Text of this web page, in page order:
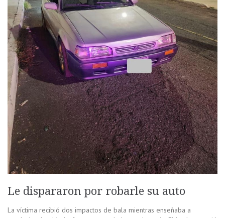
Le dispararon por robarle su auto
La víctima recibió dos impactos de bala mientras enseñaba a